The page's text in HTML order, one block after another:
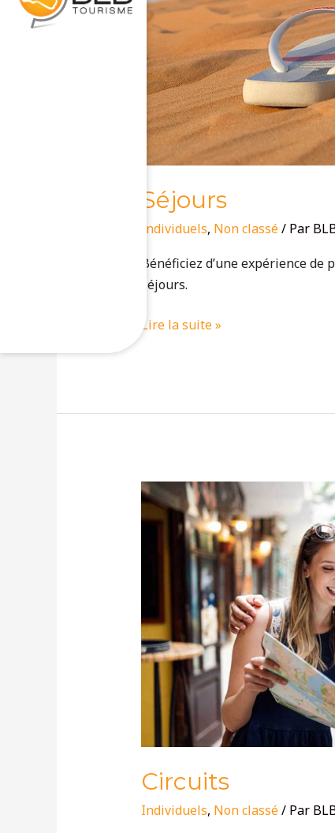
Séjours
Individuels, Non classé/ Par
Bénéficiez d’une expérience
séjours.
Lire la suite »
Circuits
Individuels, Non classé/ Par
Circuits